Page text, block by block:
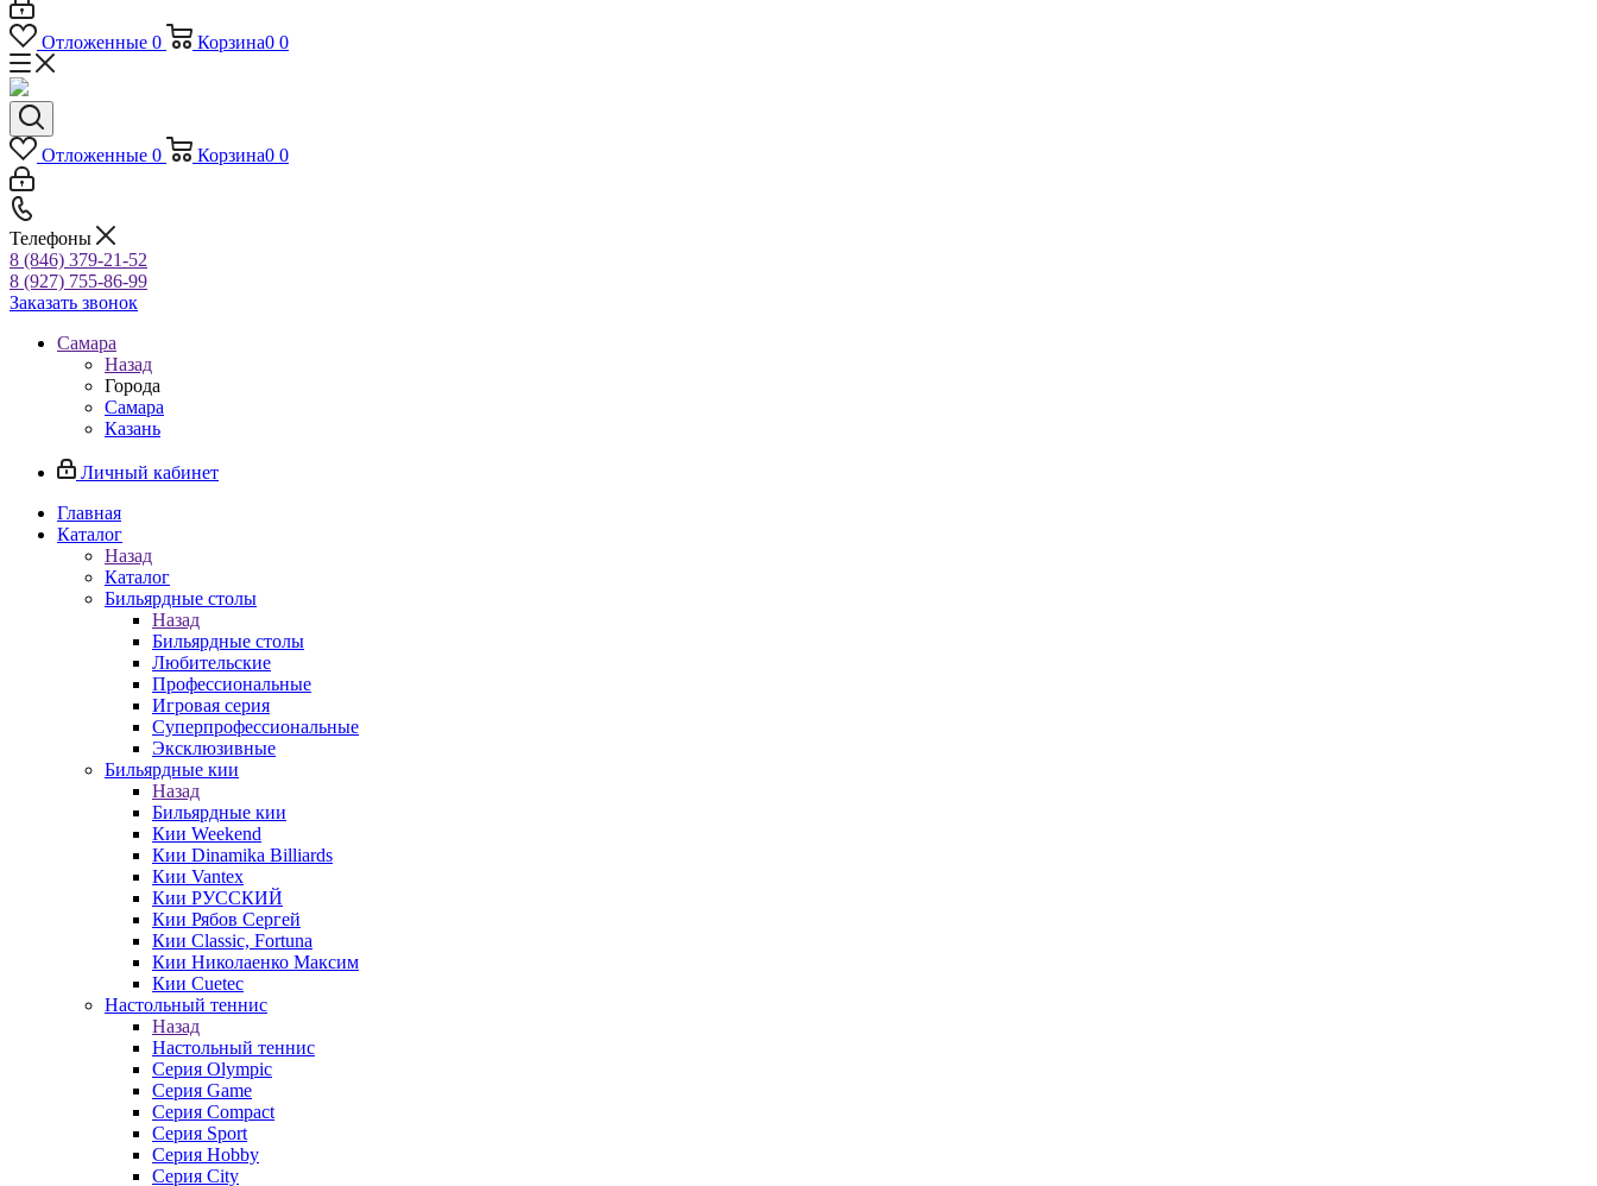
Отложенные 0 Корзина0 0
Отложенные 0 Корзина0 0
Телефоны
8 (846) 379-21-52
8 (927) 755-86-99
Заказать звонок
Самара
Назад
Города
Самара
Казань
Личный кабинет
Главная
Каталог
Назад
Каталог
Бильярдные столы
Назад
Бильярдные столы
Любительские
Профессиональные
Игровая серия
Суперпрофессиональные
Эксклюзивные
Бильярдные кии
Назад
Бильярдные кии
Кии Weekend
Кии Dinamika Billiards
Кии Vantex
Кии РУССКИЙ
Кии Рябов Сергей
Кии Classic, Fortuna
Кии Николаенко Максим
Кии Cuetec
Настольный теннис
Назад
Настольный теннис
Серия Olympic
Серия Game
Серия Compact
Серия Sport
Серия Hobby
Серия City